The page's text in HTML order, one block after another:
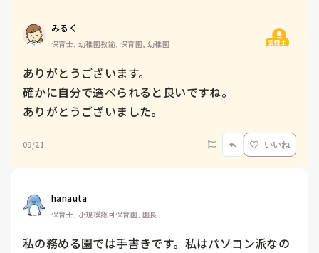
みるく
保育士, 幼稚園教諭, 保育園, 幼稚園 質問主
ありがとうございます。
確かに自分で選べられると良いですね。
ありがとうございました。
09/21 いいね
hanauta
保育士, 小規模認可保育園, 園長
私の務める園では手書きです。私はパソコン派なの